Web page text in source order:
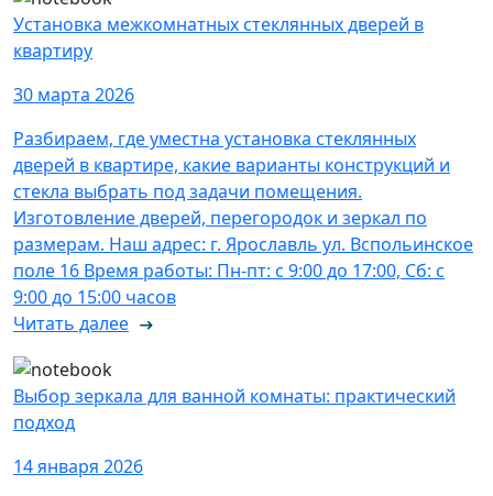
Установка межкомнатных стеклянных дверей в
квартиру
30 марта 2026
Разбираем, где уместна установка стеклянных
дверей в квартире, какие варианты конструкций и
стекла выбрать под задачи помещения.
Изготовление дверей, перегородок и зеркал по
размерам. Наш адрес: г. Ярославль ул. Вспольинское
поле 16 Время работы: Пн-пт: с 9:00 до 17:00, Сб: с
9:00 до 15:00 часов
Читать далее
Выбор зеркала для ванной комнаты: практический
подход
14 января 2026